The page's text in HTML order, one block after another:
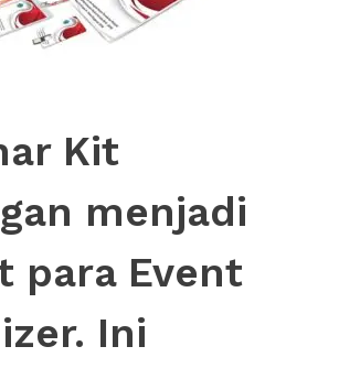
Kit
menjadi
para Event
Ini